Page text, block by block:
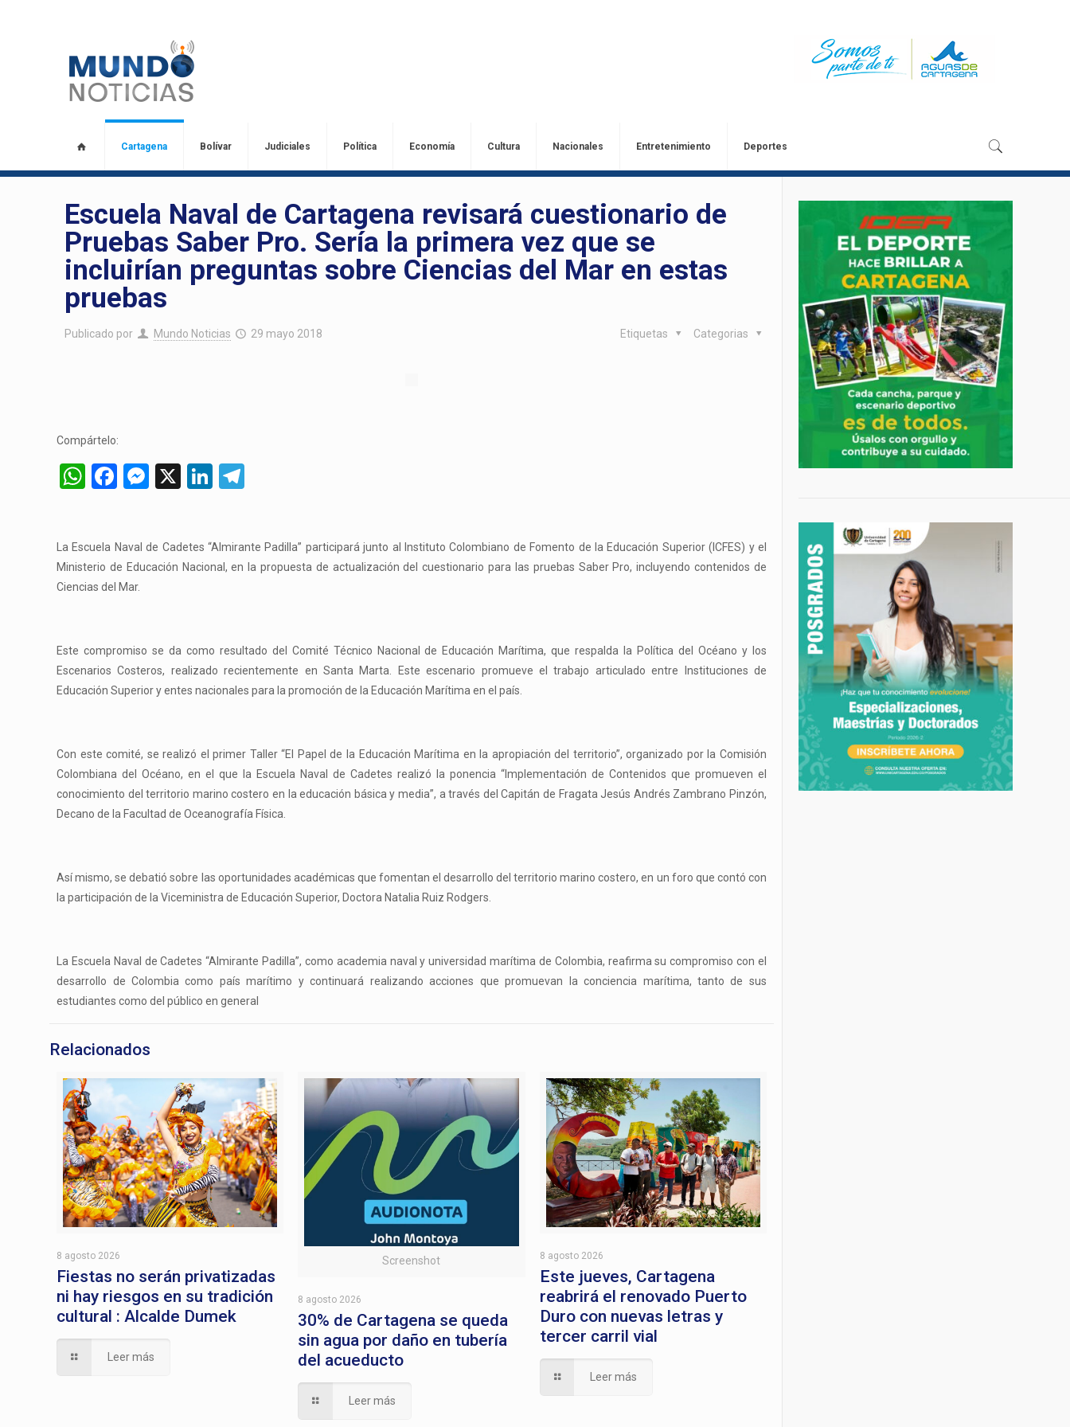
Cartagena Bolívar Judiciales Política Economía Cultura Nacionales Entretenimiento Deportes
Escuela Naval de Cartagena revisará cuestionario de
Pruebas Saber Pro. Sería la primera vez que se
incluirían preguntas sobre Ciencias del Mar en estas
pruebas
Publicado por Mundo Noticias 29 mayo 2018 Categorias
Etiquetas
Compártelo:
WhatsApp
Facebook
Messenger
X LinkedIn
La Escuela Naval de Cadetes “Almirante Padilla” participará junto al Instituto Colombiano de Fomento de la Educación Superior (ICFES) y el
Ministerio de Educación Nacional, en la propuesta de actualización del cuestionario para las pruebas Saber Pro, incluyendo contenidos de
Ciencias del Mar.
Este compromiso se da como resultado del Comité Técnico Nacional de Educación Marítima, que respalda la Política del Océano y los
Escenarios Costeros, realizado recientemente en Santa Marta. Este escenario promueve el trabajo articulado entre Instituciones de
Educación Superior y entes nacionales para la promoción de la Educación Marítima en el país.
Con este comité, se realizó el primer Taller “El Papel de la Educación Marítima en la apropiación del territorio”, organizado por la Comisión
Colombiana del Océano, en el que la Escuela Naval de Cadetes realizó la ponencia “Implementación de Contenidos que promueven el
conocimiento del territorio marino costero en la educación básica y media”, a través del Capitán de Fragata Jesús Andrés Zambrano Pinzón,
Decano de la Facultad de Oceanografía Física.
Así mismo, se debatió sobre las oportunidades académicas que fomentan el desarrollo del territorio marino costero, en un foro que contó con
la participación de la Viceministra de Educación Superior, Doctora Natalia Ruiz Rodgers.
La Escuela Naval de Cadetes “Almirante Padilla”, como academia naval y universidad marítima de Colombia, reafirma su compromiso con el
desarrollo de Colombia como país marítimo y continuará realizando acciones que promuevan la conciencia marítima, tanto de sus
estudiantes como del público en general
Relacionados
8 agosto 2026
Fiestas no serán privatizadas
ni hay riesgos en su tradición
cultural : Alcalde Dumek
Leer más
Screenshot
8 agosto 2026
30% de Cartagena se queda
sin agua por daño en tubería
del acueducto
Leer más
8 agosto 2026
Este jueves, Cartagena
reabrirá el renovado Puerto
Duro con nuevas letras y
tercer carril vial
Leer más